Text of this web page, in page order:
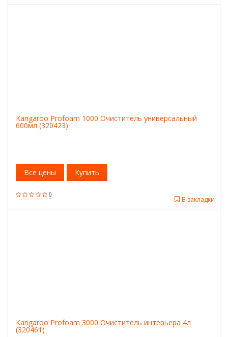
Kangaroo Profoam 1000 Очиститель универсальный
600мл (320423)
0
В закладки
Все цены Купить
Kangaroo Profoam 3000 Очиститель интерьера 4л
(320461)